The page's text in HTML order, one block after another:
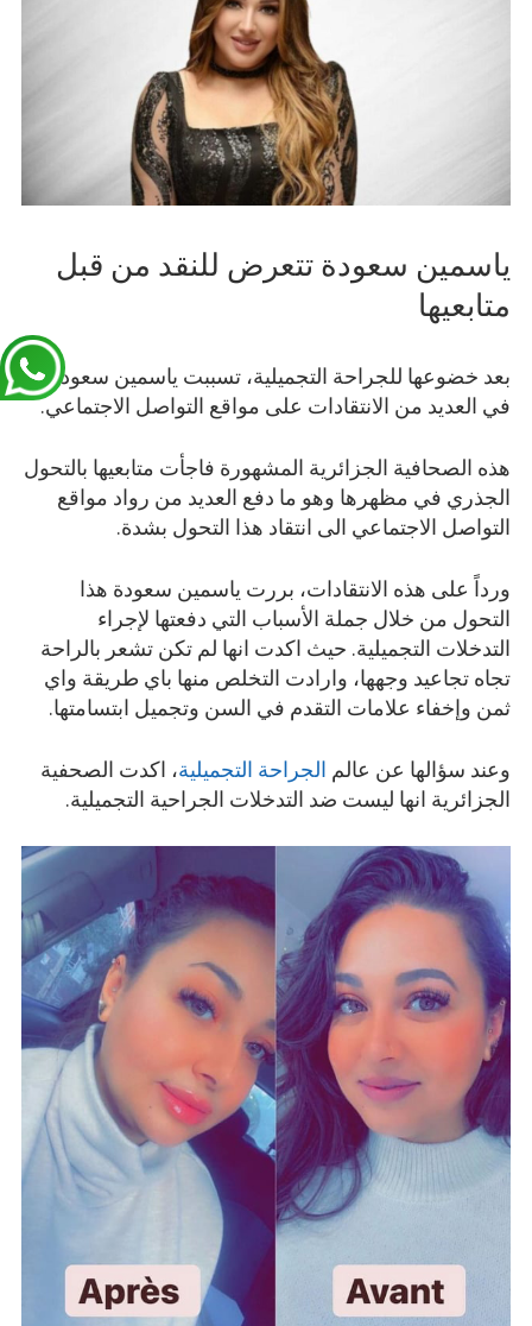
ياسمين سعودة تتعرض للنقد من قبل
متابعيها
بعد خضوعها للجراحة التجميلية، تسببت ياسمين سعودة
في العديد من الانتقادات على مواقع التواصل الاجتماعي.
هذه الصحافية الجزائرية المشهورة فاجأت متابعيها بالتحول
الجذري في مظهرها وهو ما دفع العديد من رواد مواقع
التواصل الاجتماعي الى انتقاد هذا التحول بشدة.
ورداً على هذه الانتقادات، بررت ياسمين سعودة هذا
التحول من خلال جملة الأسباب التي دفعتها لإجراء
التدخلات التجميلية. حيث اكدت انها لم تكن تشعر بالراحة
تجاه تجاعيد وجهها، وارادت التخلص منها باي طريقة واي
ثمن وإخفاء علامات التقدم في السن وتجميل ابتسامتها.
وعند سؤالها عن عالم الجراحة التجميلية، اكدت الصحفية
الجزائرية انها ليست ضد التدخلات الجراحية التجميلية.